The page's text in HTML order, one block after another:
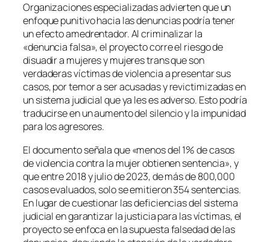
Organizaciones especializadas advierten que un
enfoque punitivo hacia las denuncias podría tener
un efecto amedrentador. Al criminalizar la
«denuncia falsa», el proyecto corre el riesgo de
disuadir a mujeres y mujeres trans que son
verdaderas víctimas de violencia a presentar sus
casos, por temor a ser acusadas y revictimizadas en
un sistema judicial que ya les es adverso. Esto podría
traducirse en un aumento del silencio y la impunidad
para los agresores.
El documento señala que «menos del 1% de casos
de violencia contra la mujer obtienen sentencia», y
que entre 2018 y julio de 2023, de más de 800,000
casos evaluados, solo se emitieron 354 sentencias.
En lugar de cuestionar las deficiencias del sistema
judicial en garantizar la justicia para las víctimas, el
proyecto se enfoca en la supuesta falsedad de las